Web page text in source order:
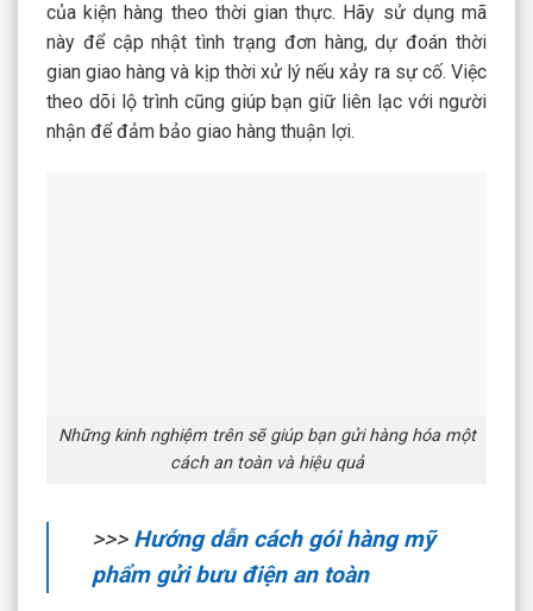
của kiện hàng theo thời gian thực. Hãy sử dụng mã
này để cập nhật tình trạng đơn hàng, dự đoán thời
gian giao hàng và kịp thời xử lý nếu xảy ra sự cố. Việc
theo dõi lộ trình cũng giúp bạn giữ liên lạc với người
nhận để đảm bảo giao hàng thuận lợi.
Những kinh nghiệm trên sẽ giúp bạn gửi hàng hóa một
cách an toàn và hiệu quả
>>> Hướng dẫn cách gói hàng mỹ
phẩm gửi bưu điện an toàn